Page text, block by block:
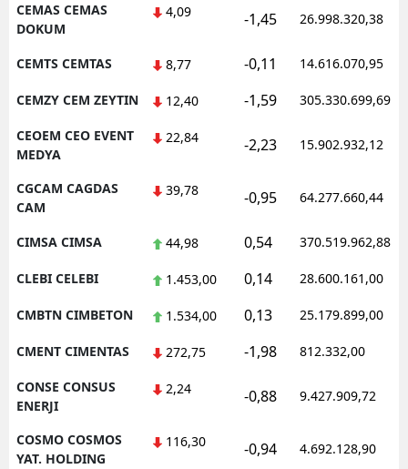
CEMAS CEMAS
DOKUM
4,09 -1,45 26.998.320,38
CEMTS CEMTAS 8,77 -0,11 14.616.070,95
CEMZY CEM ZEYTIN 12,40 -1,59 305.330.699,69
CEOEM CEO EVENT
MEDYA
22,84 -2,23 15.902.932,12
CGCAM CAGDAS
CAM
39,78 -0,95 64.277.660,44
CIMSA CIMSA 44,98 0,54 370.519.962,88
CLEBI CELEBI 1.453,00 0,14 28.600.161,00
CMBTN CIMBETON 1.534,00 0,13 25.179.899,00
CMENT CIMENTAS 272,75 -1,98 812.332,00
CONSE CONSUS
ENERJI
2,24 -0,88 9.427.909,72
COSMO COSMOS
YAT. HOLDING
116,30 -0,94 4.692.128,90